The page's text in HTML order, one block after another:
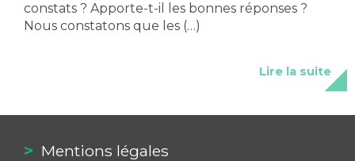
constats ? Apporte-t-il les bonnes réponses ?
Nous constatons que les (…)
Lire la suite
Mentions légales